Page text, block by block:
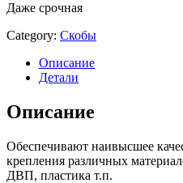
Даже срочная
Category: Скобы
Описание
Детали
Описание
Обеспечивают наивысшее
крепления различных
ДВП, пластика т.п.